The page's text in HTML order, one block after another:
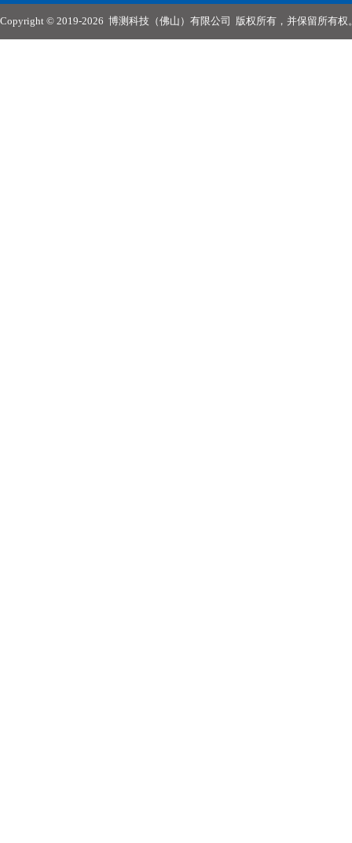
Copyright © 2019-2026 博测科技（佛山）有限公司 版权所有，并保留所有